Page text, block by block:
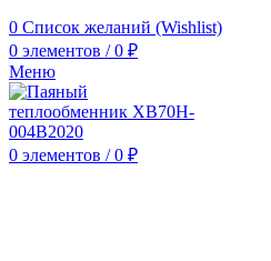
0 Список желаний (Wishlist)
0 элементов / 0 ₽
Меню
0 элементов / 0 ₽